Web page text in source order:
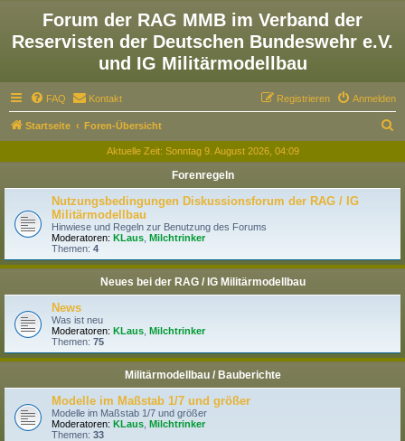
Forum der RAG MMB im Verband der
Reservisten der Deutschen Bundeswehr e.V.
und IG Militärmodellbau
FAQ Kontakt Anmelden
Registrieren
Startseite Foren-Übersicht
h
Aktuelle Zeit: Sonntag 9. August 2026, 04:09
Forenregeln
Nutzungsbedingungen Diskussionsforum der RAG / IG
Militärmodellbau
Hinwiese und Regeln zur Benutzung des Forums
Moderatoren: KLaus Milchtrinker
Themen: 4
Neues bei der RAG / IG Militärmodellbau
News
Was ist neu
Moderatoren: KLaus Milchtrinker
Themen: 75
Militärmodellbau / Bauberichte
Modelle im Maßstab 1/7 und größer
Modelle im Maßstab 1/7 und größer
Moderatoren: KLaus Milchtrinker
Themen: 33